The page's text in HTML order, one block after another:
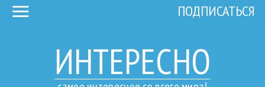
ИНТЕРЕСНО
ПОДПИСАТЬСЯ